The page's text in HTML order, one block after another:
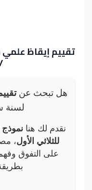
هل تبحث عن
لسنة
نقدم لك هنا
للثلاثي الأول،
على التفوق